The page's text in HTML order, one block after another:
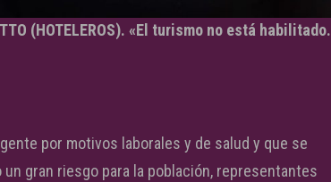
(HOTELEROS). «El turismo no está habilitado.
por motivos laborales y de salud y que se
gran riesgo para la población, representantes